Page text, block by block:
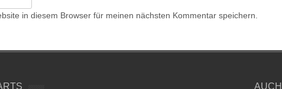
in diesem Browser für meinen nächsten Kommentar speichern.